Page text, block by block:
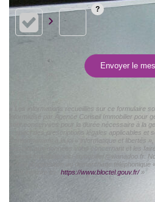
Envoyer le
« Les informations recueillies sur ce formulaire
informatisé par Agence Conseil Immobilier pour
sont conservées pour la durée nécessaire à la
respect des prescriptions légales applicables et
Conformément à la loi « informatique et libertés
d'accès aux données vous concernant et les
Conseil Immobilier aci-immobilier@wanadoo.fr.
la liste d'opposition au démarchage
https://www.bloctel.gouv.fr/»